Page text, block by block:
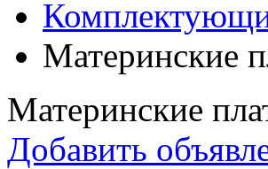
Материнские
Материнские
Добавить